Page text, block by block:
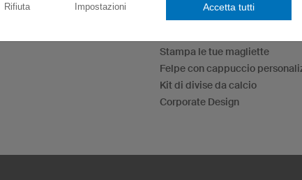
Maglie eSport
Stampa le tue magliette
Felpe con cappuccio
Kit di divise da calcio
Corporate Design
Rifiuta Impostazioni Accetta tutti